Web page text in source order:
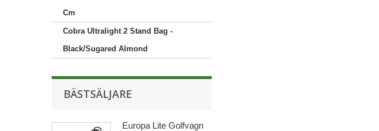
Cm
Cobra Ultralight 2 Stand Bag -
Black/Sugared Almond
BÄSTSÄLJARE
Europa Lite Golfvagn